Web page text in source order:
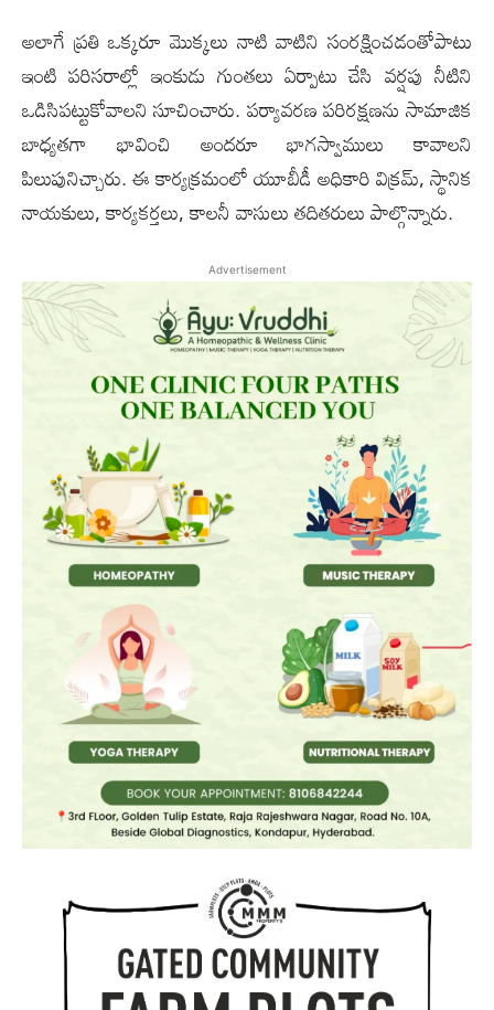
అలాగే ప్రతి ఒక్కరూ మొక్కలు నాటి వాటిని సంరక్షించడంతోపాటు
ఇంటి పరిసరాల్లో ఇంకుడు గుంతలు ఏర్పాటు చేసి వర్షపు నీటిని
ఒడిసిపట్టుకోవాలని సూచించారు. పర్యావరణ పరిరక్షణను సామాజిక
బాధ్యతగా భావించి అందరూ భాగస్వాములు కావాలని
పిలుపునిచ్చారు. ఈ కార్యక్రమంలో యూబీడీ అధికారి విక్రమ్, స్థానిక
నాయకులు, కార్యకర్తలు, కాలనీ వాసులు తదితరులు పాల్గొన్నారు.
Advertisement